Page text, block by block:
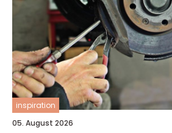
inspiration
05. August 2026